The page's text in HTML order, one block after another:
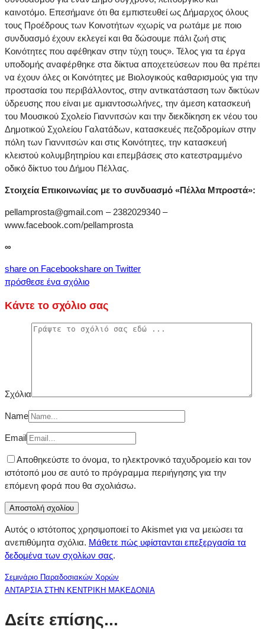
καινοτόμο. Επεσήμανε ότι θα εμπιστευθεί ως Δήμαρχος όλους
τους Προέδρους των Κοινοτήτων «χωρίς να ρωτάμε με ποιο
συνδυασμό έχουν εκλεγεί και θα δώσουμε πάλι ζωή στις
Κοινότητες που αφέθηκαν στην τύχη τους». Τέλος για τα έργα
υποδομής αναφέρθηκε στα δίκτυα αποχετεύσεων που θα πρέπει
να έχουν όλες οι Κοινότητες με Βιολογικούς καθαρισμούς για την
προστασία του περιβάλλοντος, στην αντικατάσταση των δικτύων
ύδρευσης που είναι με αμιαντοσωλήνες, την άμεση κατασκευή
του Μουσικού Σχολείο Γιαννιτσών και την διεκδίκηση εκ νέου του
Δημοτικού Σχολείου Γαλατάδων, κατασκευές πεζοδρομίων στην
πόλη των Γιαννιτσών και στις Κοινότητες, την κατασκευή
κλειστού κολυμβητηρίου και επεμβάσεις στο κατεστραμμένο
οδικό δίκτυο του Δήμου Πέλλας.
Στοιχεία Επικοινωνίας με το συνδυασμό «Πέλλα Μπροστά»:
pellamprosta@gmail.com – 2382029340 –
www.facebook.com/pellamprosta
∞
share on Facebookshare on Twitter
πρόσθεσε ένα σχόλιο
Κάντε το σχόλιο σας
Σχόλια
Name
Email
Αποθηκεύστε το όνομα, το ηλεκτρονικό ταχυδρομείο και τον
ιστότοπό μου σε αυτό το πρόγραμμα περιήγησης για την
επόμενη φορά που θα σχολιάσω.
Αυτός ο ιστότοπος χρησιμοποιεί το Akismet για να μειώσει τα
ανεπιθύμητα σχόλια. Μάθετε πώς υφίστανται επεξεργασία τα
δεδομένα των σχολίων σας.
Σεμινάριο Παραδοσιακών Χορών
ΑΝΤΑΡΣΙΑ ΣΤΗΝ ΚΕΝΤΡΙΚΗ ΜΑΚΕΔΟΝΙΑ
Δείτε επίσης...